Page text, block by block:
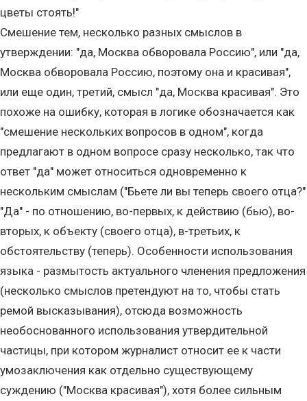
цветы стоять!"
Смешение тем, несколько разных смыслов в
утверждении: "да, Москва обворовала Россию", или "да,
Москва обворовала Россию, поэтому она и красивая",
или еще один, третий, смысл "да, Москва красивая". Это
похоже на ошибку, которая в логике обозначается как
"смешение нескольких вопросов в одном", когда
предлагают в одном вопросе сразу несколько, так что
ответ "да" может относиться одновременно к
нескольким смыслам ("Бьете ли вы теперь своего отца?"
"Да" - по отношению, во-первых, к действию (бью), во-
вторых, к объекту (своего отца), в-третьих, к
обстоятельству (теперь). Особенности использования
языка - размытость актуального членения предложения
(несколько смыслов претендуют на то, чтобы стать
ремой высказывания), отсюда возможность
необоснованного использования утвердительной
частицы, при котором журналист относит ее к части
умозаключения как отдельно существующему
суждению ("Москва красивая"), хотя более сильным